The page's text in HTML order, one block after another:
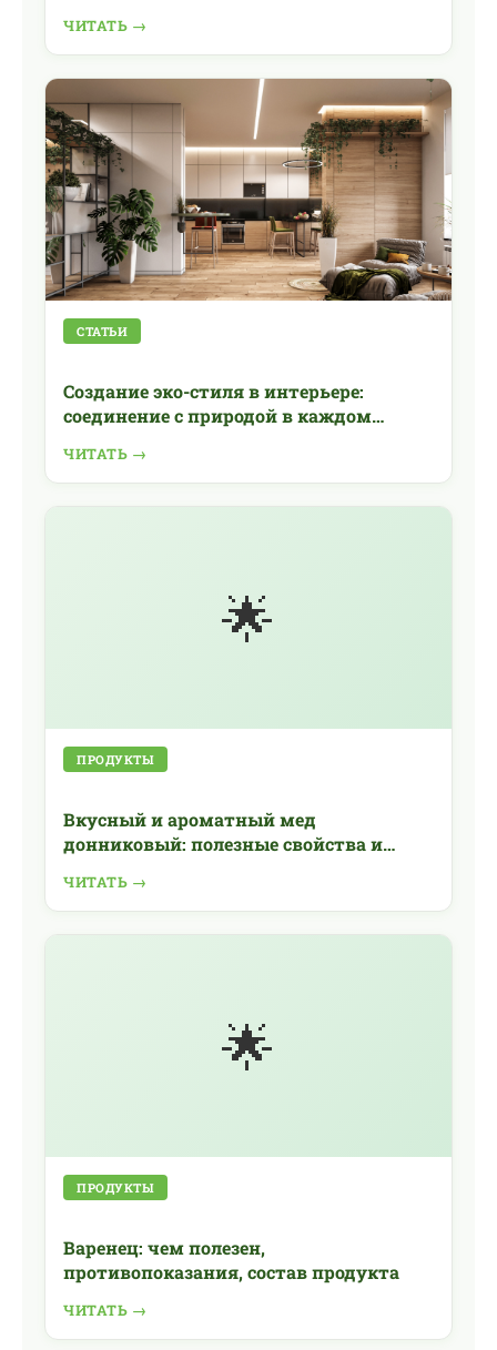
ЧИТАТЬ →
СТАТЬИ
Создание эко-стиля в интерьере:
соединение с природой в каждом
ЧИТАТЬ →
🌟
ПРОДУКТЫ
Вкусный и ароматный мед
донниковый: полезные свойства и
знать о пользе донникового меда
ЧИТАТЬ →
🌟
ПРОДУКТЫ
Варенец: чем полезен,
противопоказания, состав продукта
ЧИТАТЬ →